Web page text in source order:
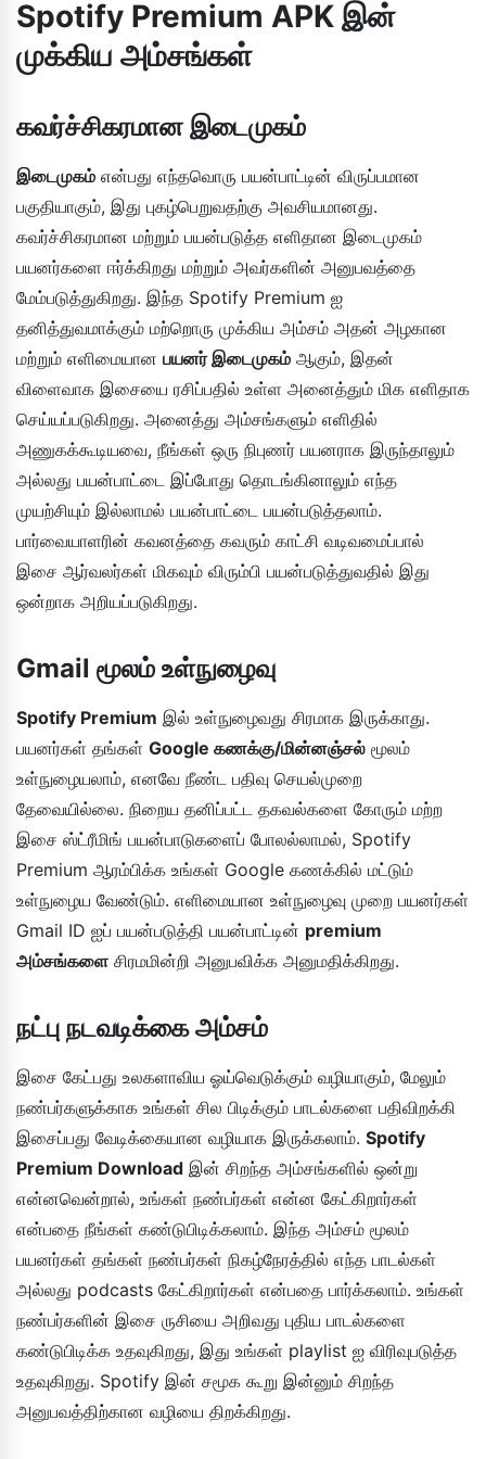
Spotify Premium APK இன்
முக்கிய அம்சங்கள்
கவர்ச்சிகரமான இடைமுகம்
இடைமுகம் என்பது எந்தவொரு பயன்பாட்டின் விருப்பமான
பகுதியாகும், இது புகழ்பெறுவதற்கு அவசியமானது.
கவர்ச்சிகரமான மற்றும் பயன்படுத்த எளிதான இடைமுகம்
பயனர்களை ஈர்க்கிறது மற்றும் அவர்களின் அனுபவத்தை
மேம்படுத்துகிறது. இந்த Spotify Premium ஐ
தனித்துவமாக்கும் மற்றொரு முக்கிய அம்சம் அதன் அழகான
மற்றும் எளிமையான பயனர் இடைமுகம் ஆகும், இதன்
விளைவாக இசையை ரசிப்பதில் உள்ள அனைத்தும் மிக எளிதாக
செய்யப்படுகிறது. அனைத்து அம்சங்களும் எளிதில்
அணுகக்கூடியவை, நீங்கள் ஒரு நிபுணர் பயனராக இருந்தாலும்
அல்லது பயன்பாட்டை இப்போது தொடங்கினாலும் எந்த
முயற்சியும் இல்லாமல் பயன்பாட்டை பயன்படுத்தலாம்.
பார்வையாளரின் கவனத்தை கவரும் காட்சி வடிவமைப்பால்
இசை ஆர்வலர்கள் மிகவும் விரும்பி பயன்படுத்துவதில் இது
ஒன்றாக அறியப்படுகிறது.
Gmail மூலம் உள்நுழைவு
Spotify Premium இல் உள்நுழைவது சிரமாக இருக்காது.
பயனர்கள் தங்கள் Google கணக்கு/மின்னஞ்சல் மூலம்
உள்நுழையலாம், எனவே நீண்ட பதிவு செயல்முறை
தேவையில்லை. நிறைய தனிப்பட்ட தகவல்களை கோரும் மற்ற
இசை ஸ்ட்ரீமிங் பயன்பாடுகளைப் போலல்லாமல், Spotify
Premium ஆரம்பிக்க உங்கள் Google கணக்கில் மட்டும்
உள்நுழைய வேண்டும். எளிமையான உள்நுழைவு முறை பயனர்கள்
Gmail ID ஐப் பயன்படுத்தி பயன்பாட்டின் premium
அம்சங்களை சிரமமின்றி அனுபவிக்க அனுமதிக்கிறது.
நட்பு நடவடிக்கை அம்சம்
இசை கேட்பது உலகளாவிய ஓய்வெடுக்கும் வழியாகும், மேலும்
நண்பர்களுக்காக உங்கள் சில பிடிக்கும் பாடல்களை பதிவிறக்கி
இசைப்பது வேடிக்கையான வழியாக இருக்கலாம். Spotify
Premium Download இன் சிறந்த அம்சங்களில் ஒன்று
என்னவென்றால், உங்கள் நண்பர்கள் என்ன கேட்கிறார்கள்
என்பதை நீங்கள் கண்டுபிடிக்கலாம். இந்த அம்சம் மூலம்
பயனர்கள் தங்கள் நண்பர்கள் நிகழ்நேரத்தில் எந்த பாடல்கள்
அல்லது podcasts கேட்கிறார்கள் என்பதை பார்க்கலாம். உங்கள்
நண்பர்களின் இசை ருசியை அறிவது புதிய பாடல்களை
கண்டுபிடிக்க உதவுகிறது, இது உங்கள் playlist ஐ விரிவுபடுத்த
உதவுகிறது. Spotify இன் சமூக கூறு இன்னும் சிறந்த
அனுபவத்திற்கான வழியை திறக்கிறது.